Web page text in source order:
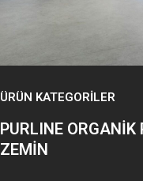
ÜRÜN KATEGORİLER
PURLINE ORGANİK
ZEMİN